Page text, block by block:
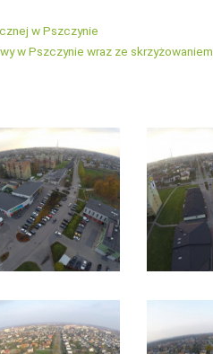
w Pszczynie
w Pszczynie wraz ze skrzyżowaniem